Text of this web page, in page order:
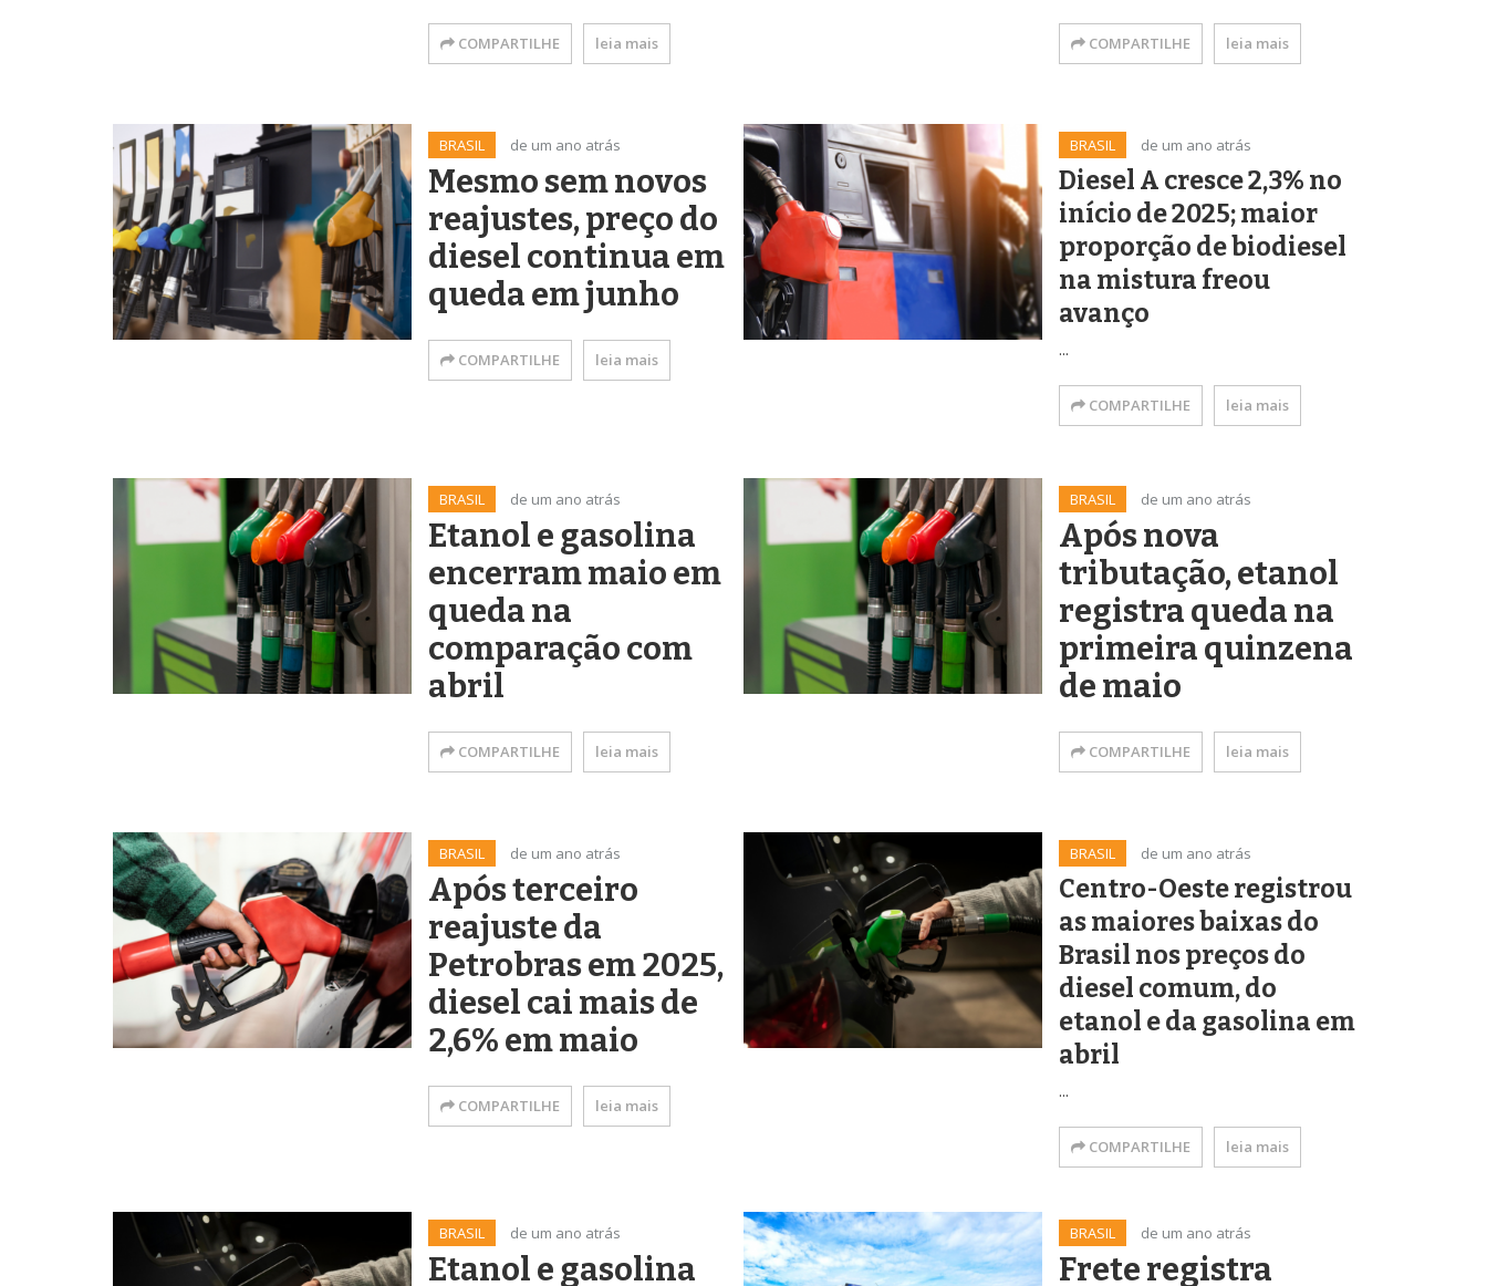
COMPARTILHE leia mais COMPARTILHE leia mais
BRASIL de um ano atrás
Mesmo sem novos
reajustes, preço do
diesel continua em
queda em junho
COMPARTILHE leia mais
BRASIL de um ano atrás
Diesel A cresce 2,3% no
início de 2025; maior
proporção de biodiesel
na mistura freou
avanço
...
COMPARTILHE leia mais
BRASIL de um ano atrás
Etanol e gasolina
encerram maio em
queda na
comparação com
abril
COMPARTILHE leia mais
BRASIL de um ano atrás
Após nova
tributação, etanol
registra queda na
primeira quinzena
de maio
COMPARTILHE leia mais
BRASIL de um ano atrás
Após terceiro
reajuste da
Petrobras em 2025,
diesel cai mais de
2,6% em maio
COMPARTILHE leia mais
BRASIL de um ano atrás
Centro-Oeste registrou
as maiores baixas do
Brasil nos preços do
diesel comum, do
etanol e da gasolina em
abril
...
COMPARTILHE leia mais
BRASIL de um ano atrás
Etanol e gasolina
BRASIL de um ano atrás
Frete registra